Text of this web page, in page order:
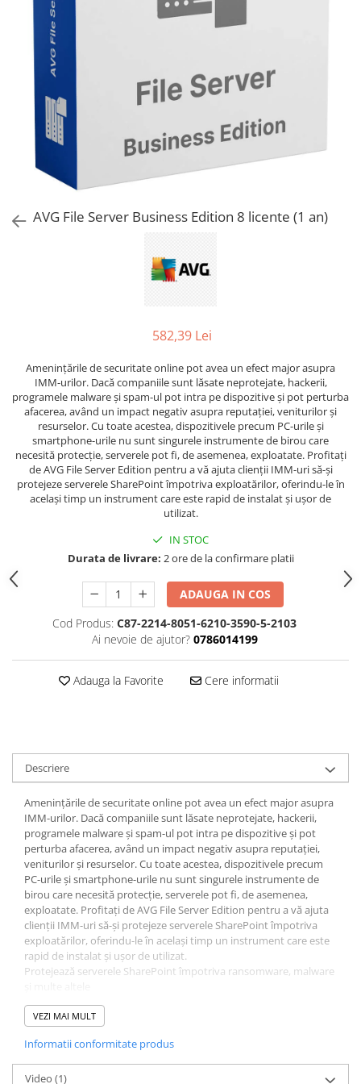
AVAST Driver Updater
AVAST SecureLine VPN
AVAST AntiTrack Premium
AVG File Server Business Edition 8 licente (1 an)
582,39 Lei
Amenințările de securitate online pot avea un efect major asupra
IMM-urilor. Dacă companiile sunt lăsate neprotejate, hackerii,
programele malware și spam-ul pot intra pe dispozitive și pot perturba
afacerea, având un impact negativ asupra reputației, veniturilor și
resurselor. Cu toate acestea, dispozitivele precum PC-urile și
smartphone-urile nu sunt singurele instrumente de birou care
necesită protecție, serverele pot fi, de asemenea, exploatate. Profitați
de AVG File Server Edition pentru a vă ajuta clienții IMM-uri să-și
protejeze serverele SharePoint împotriva exploatărilor, oferindu-le în
același timp un instrument care este rapid de instalat și ușor de
utilizat.
IN STOC
Durata de livrare: 2 ore de la confirmare platii
ADAUGA IN COS
Cod Produs: C87-2214-8051-6210-3590-5-2103
Ai nevoie de ajutor? 0786014199
Adauga la Favorite Cere informatii
Descriere
Amenințările de securitate online pot avea un efect major asupra
IMM-urilor. Dacă companiile sunt lăsate neprotejate, hackerii,
programele malware și spam-ul pot intra pe dispozitive și pot
perturba afacerea, având un impact negativ asupra reputației,
veniturilor și resurselor. Cu toate acestea, dispozitivele precum
PC-urile și smartphone-urile nu sunt singurele instrumente de
birou care necesită protecție, serverele pot fi, de asemenea,
exploatate. Profitați de AVG File Server Edition pentru a vă ajuta
clienții IMM-uri să-și protejeze serverele SharePoint împotriva
exploatărilor, oferindu-le în același timp un instrument care este
rapid de instalat și ușor de utilizat.
Protejează serverele SharePoint împotriva ransomware, malware
Rapid de instalat
Interfață ușor de utilizat
Management la distanta
Asistență 24/7
Caracteristici detaliate AVG File Server Edition:
VEZI MAI MULT
Informatii conformitate produs
Video (1)